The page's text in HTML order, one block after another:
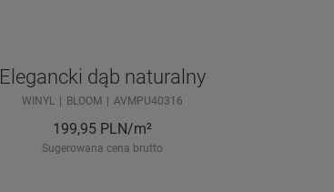
Elegancki dąb naturalny
WINYL BLOOM AVMPU40316
199,95 PLN/m²
Sugerowana cena brutto